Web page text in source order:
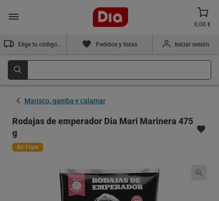
0,00 €
Pedidos y listas Iniciar sesión
Marisco, gamba y calamar
Rodajas de emperador Dia Mari Marinera 475
g
Air Fryer